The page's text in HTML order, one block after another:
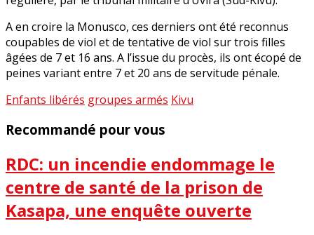
A en croire la Monusco, ces derniers ont été reconnus
coupables de viol et de tentative de viol sur trois filles
âgées de 7 et 16 ans. A l’issue du procès, ils ont écopé de
peines variant entre 7 et 20 ans de servitude pénale.
Enfants libérés groupes armés Kivu
Recommandé pour vous
RDC: un incendie endommage le
centre de santé de la prison de
Kasapa, une enquête ouverte